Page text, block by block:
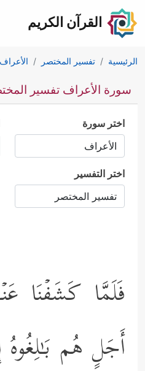
القرآن الكريم
الرئيسية تفسير المختصر الأعراف
سورة الأعراف تفسير المختصر
اختر سورة
اختر التفسير
فَلَمَّا كَشَفۡنَا
أَجَلٍ هُم